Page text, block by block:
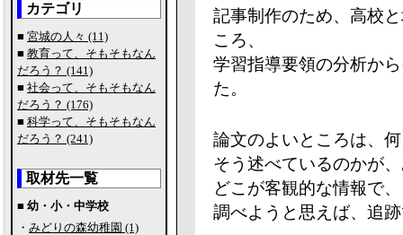
記事制作のため、高校
ころ、
学習指導要領の分析か
た。
論文のよいところは、何
そう述べているのかが
どこが客観的な情報で
調べようと思えば、追
カテゴリ
■ 宮城の人々 (11)
■ 教育って、そもそもなん
だろう？ (141)
■ 社会って、そもそもなん
だろう？ (176)
■ 科学って、そもそもなん
だろう？ (241)
取材先一覧
■ 幼・小・中学校
・ みどりの森幼稚園 (1)